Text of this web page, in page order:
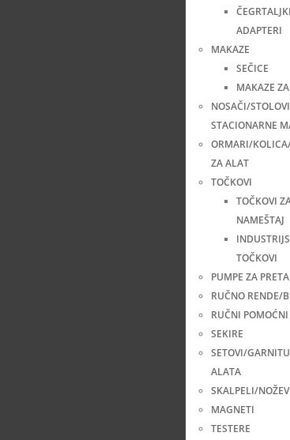
ADAPTERI
MAKAZE
SEČICE
MAKAZE
NOSAČI/
STACIONARNE
ORMARI/
ZA ALAT
TOČKOVI
TOČKOVI
NAMEŠTAJ
TOČKOVI
PUMPE ZA
RUČNO RENDE/
RUČNI
SEKIRE
SETOVI/
ALATA
SKALPELI/
MAGNETI
TESTERE